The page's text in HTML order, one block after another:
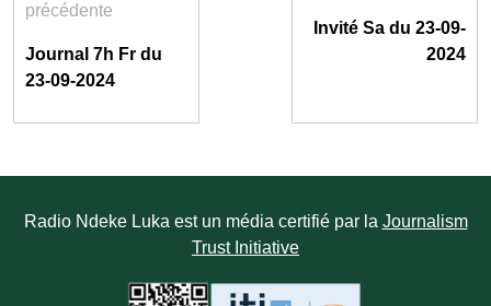
précédente
Journal 7h Fr du
23-09-2024
Invité Sa du 23-09-
2024
Radio Ndeke Luka est un média certifié par la Journalism
Trust Initiative